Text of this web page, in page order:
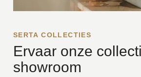
Ervaar onze
showroom
SERTA COLLECTIES